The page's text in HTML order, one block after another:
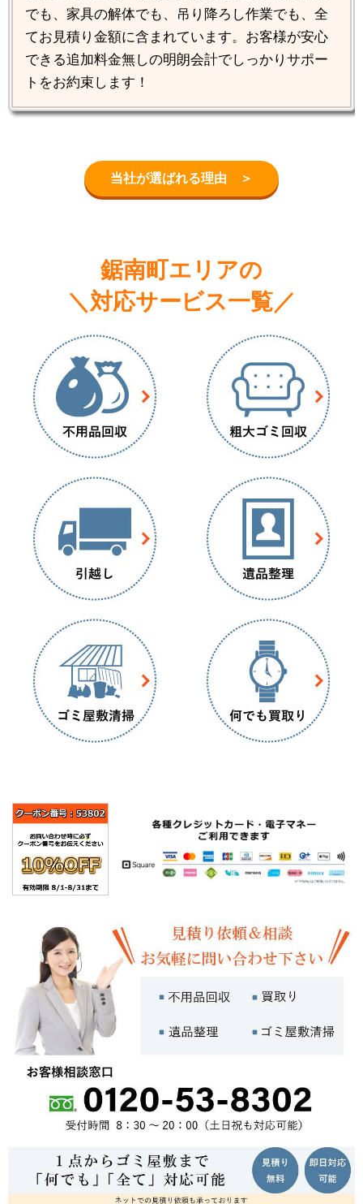
でも、家具の解体でも、吊り降ろし作業でも、全
てお見積り金額に含まれています。お客様が安心
できる追加料金無しの明朗会計でしっかりサポー
トをお約束します！
当社が選ばれる理由 ＞
鋸南町エリアの
＼対応サービス一覧／